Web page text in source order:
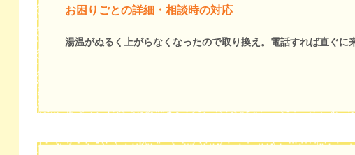
お困りごとの詳細・相談時の対応
湯温がぬるく上がらなくなったので取り換え。電話すれば直ぐに